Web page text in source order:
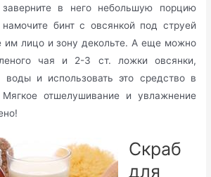
в него небольшую порцию
бинт с овсянкой под струей
им лицо и зону декольте. А еще можно
чая и 2-3 ст. ложки овсянки,
воды и использовать это средство в
Мягкое отшелушивание и увлажнение
Скраб
для